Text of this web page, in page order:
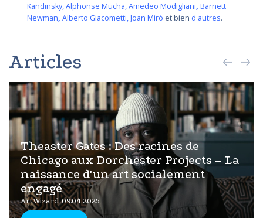
Kandinsky,Alphonse Mucha,Amedeo Modigliani, Barnett
Newman, Alberto Giacometti,Joan Miró et bien d'autres.
Articles
Theaster Gates : Des racines de
Chicago aux Dorchester Projects – La
naissance d'un art socialement
engagé
ArtWizard 09.04.2025